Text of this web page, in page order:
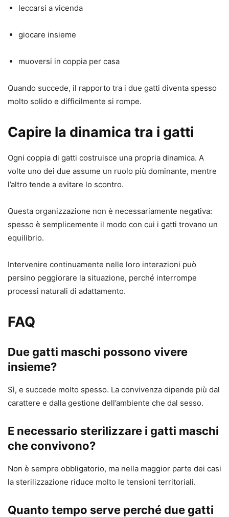
leccarsi a vicenda
giocare insieme
muoversi in coppia per casa
Quando succede, il rapporto tra i due gatti diventa spesso
molto solido e difficilmente si rompe.
Capire la dinamica tra i gatti
Ogni coppia di gatti costruisce una propria dinamica. A
volte uno dei due assume un ruolo più dominante, mentre
l’altro tende a evitare lo scontro.
Questa organizzazione non è necessariamente negativa:
spesso è semplicemente il modo con cui i gatti trovano un
equilibrio.
Intervenire continuamente nelle loro interazioni può
persino peggiorare la situazione, perché interrompe
processi naturali di adattamento.
FAQ
Due gatti maschi possono vivere
insieme?
Sì, e succede molto spesso. La convivenza dipende più dal
carattere e dalla gestione dell’ambiente che dal sesso.
E necessario sterilizzare i gatti maschi
che convivono?
Non è sempre obbligatorio, ma nella maggior parte dei casi
la sterilizzazione riduce molto le tensioni territoriali.
Quanto tempo serve perché due gatti